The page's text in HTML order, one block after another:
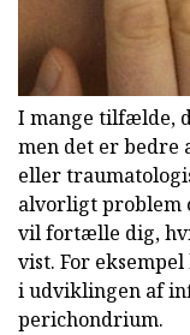
I mange tilfælde,
men det er bedre
eller
alvorligt problem
vil fortælle dig,
vist. For
i udviklingen af
perichondrium.